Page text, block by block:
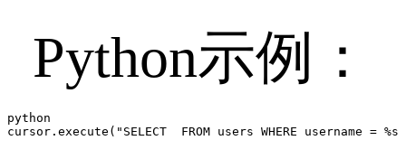
Python示例：
python
cursor.execute("SELECT  FROM users WHERE username